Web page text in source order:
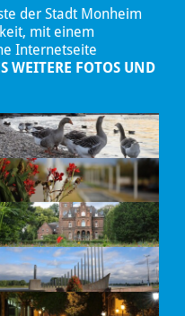
der Stadt Monheim
mit einem
Internetseite
WEITERE FOTOS UND